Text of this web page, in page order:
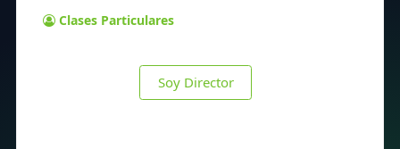
Clases Particulares
Soy Director